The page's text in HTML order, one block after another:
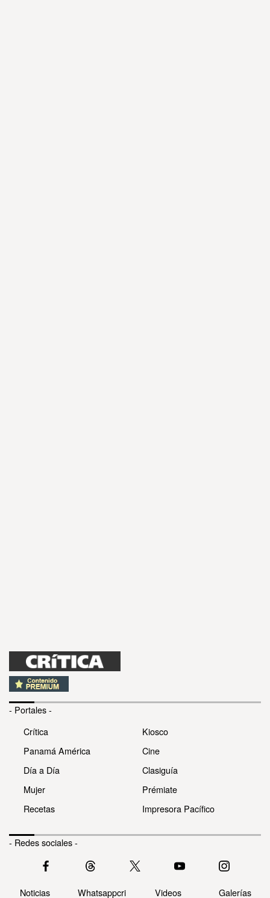
- Portales -
Crítica
Panamá América
Día a Día
Mujer
Recetas
Kiosco
Cine
Clasiguía
Prémiate
Impresora Pacífico
- Redes sociales -
Noticias Whatsappcri Videos Galerías